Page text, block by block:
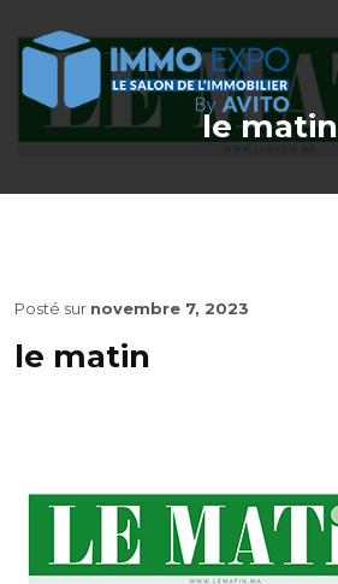
le matin
Posté sur novembre 7, 2023
le matin